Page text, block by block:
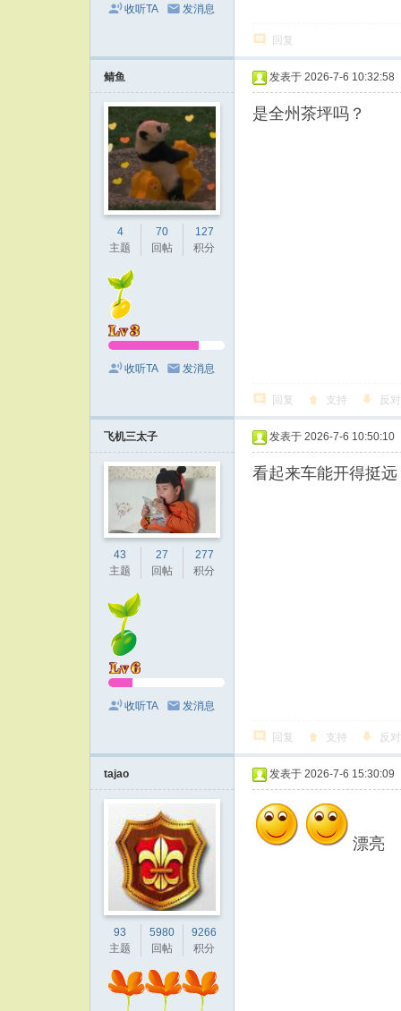
收听TA 发消息
回复
鲭鱼
4
主题
70
回帖
127
积分
收听TA 发消息
发表于 2026-7-6 10:32:58
是全州茶坪吗？
回复 支持 反对
飞机三太子
43
主题
27
回帖
277
积分
收听TA 发消息
发表于 2026-7-6 10:50:10
看起来车能开得挺
回复 支持 反对
tajao
93
主题
5980
回帖
9266
积分
发表于 2026-7-6 15:30:09
漂亮